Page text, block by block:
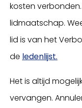
kosten
lidmaatschap.
lid is van het
de ledenlijst.
Het is altijd
vervangen.